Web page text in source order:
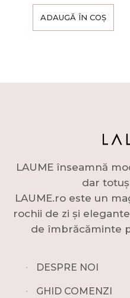
ADAUGĂ ÎN COȘ
LAUME înseamnă
dar
LAUME.ro este un
rochii de zi și
de îmbrăcăminte
∙ DESPRE NOI
∙ GHID COMENZI